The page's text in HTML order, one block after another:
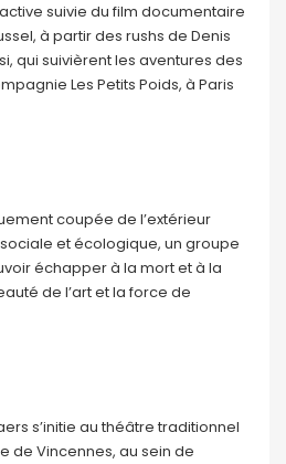
suivie du film documentaire
à partir des rushs de Denis
qui suivièrent les aventures des
Les Petits Poids, à Paris
coupée de l’extérieur
et écologique, un groupe
échapper à la mort et à la
de l’art et la force de
s’initie au théâtre traditionnel
de Vincennes, au sein de